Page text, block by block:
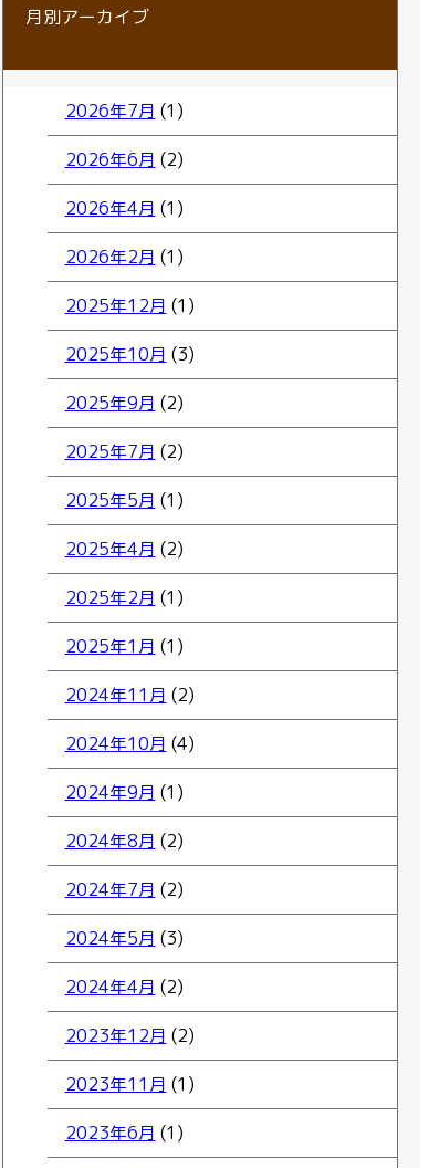
月別アーカイブ
2026年7月 (1)
2026年6月 (2)
2026年4月 (1)
2026年2月 (1)
2025年12月 (1)
2025年10月 (3)
2025年9月 (2)
2025年7月 (2)
2025年5月 (1)
2025年4月 (2)
2025年2月 (1)
2025年1月 (1)
2024年11月 (2)
2024年10月 (4)
2024年9月 (1)
2024年8月 (2)
2024年7月 (2)
2024年5月 (3)
2024年4月 (2)
2023年12月 (2)
2023年11月 (1)
2023年6月 (1)